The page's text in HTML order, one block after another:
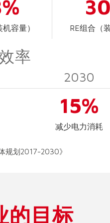
容量） RE组合（
率
2030
15%
减少电力消耗
规划2017-2030》
的目标